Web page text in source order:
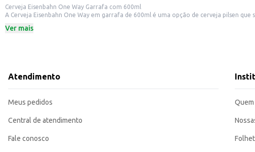
Cerveja Eisenbahn One Way Garrafa com 600ml
A Cerveja Eisenbahn One Way em garrafa de 600ml é uma opção de cerveja pilsen que se destaca pela praticidade de
Dicas de uso:
A Cerveja Eisenbahn One Way oferece uma experiência de consumo equilibrada e
aprecia uma boa cerveja em casa. Sua embalagem de 600ml proporciona praticidade e
Marca: Eisenbahn
Categoria: Cerveja pilsen
EAN: 56163959
Ver mais
Atendimento
Meus pedidos
Central de atendimento
Fale conosco